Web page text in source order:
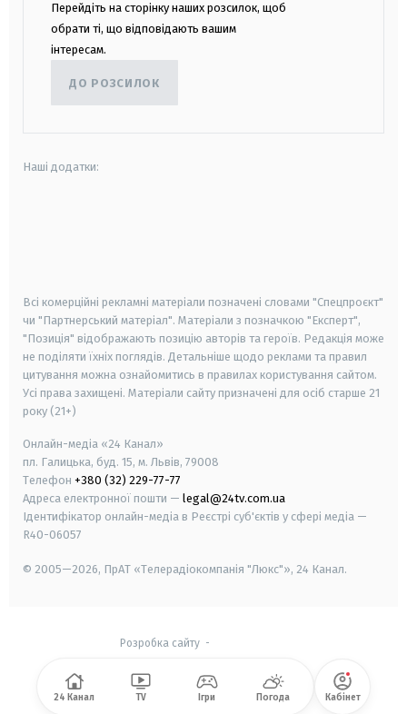
Перейдіть на сторінку наших розсилок, щоб
обрати ті, що відповідають вашим
інтересам.
ДО РОЗСИЛОК
Наші додатки:
Всі комерційні рекламні матеріали позначені словами "Спецпроєкт"
чи "Партнерський матеріал". Матеріали з позначкою "Експерт",
"Позиція" відображають позицію авторів та героїв. Редакція може
не поділяти їхніх поглядів. Детальніше щодо реклами та правил
цитування можна ознайомитись в правилах користування сайтом.
Усі права захищені. Матеріали сайту призначені для осіб старше 21
року (21+)
Онлайн-медіа «24 Канал»
пл. Галицька, буд. 15, м. Львів, 79008
Телефон +380 (32) 229-77-77
Адреса електронної пошти — legal@24tv.com.ua
Ідентифікатор онлайн-медіа в Реєстрі суб'єктів у сфері медіа —
R40-06057
© 2005—2026, ПрАТ «Телерадіокомпанія "Люкс"», 24 Канал.
Розробка сайту-
24 Канал TV Ігри Погода Кабінет